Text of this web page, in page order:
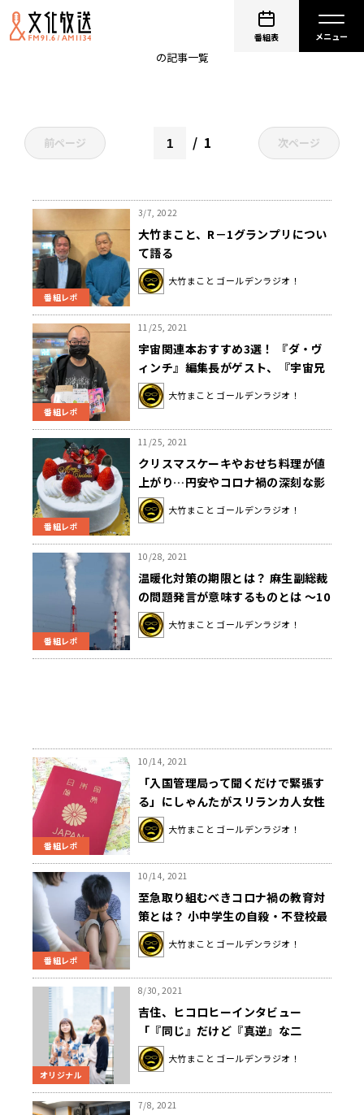
番組表
の記事一覧
前ページ 1 次ページ
番組レポ
3/7, 2022
大竹まこと、R－1グランプリについ
て語る
大竹まこと ゴールデンラジオ！
番組レポ
11/25, 2021
宇宙関連本おすすめ3選！ 『ダ・ヴ
ィンチ』編集長がゲスト、『宇宙兄
弟』も〜 11月25日「大竹まこと ゴ
ールデンラジオ」
大竹まこと ゴールデンラジオ！
番組レポ
11/25, 2021
クリスマスケーキやおせち料理が値
上がり…円安やコロナ禍の深刻な影
響とは？ 〜11月25日「大竹まこと
ゴールデンラジオ」
大竹まこと ゴールデンラジオ！
番組レポ
10/28, 2021
温暖化対策の期限とは？ 麻生副総裁
の問題発言が意味するものとは 〜10
月28日「大竹まこと ゴールデンラジ
オ」
大竹まこと ゴールデンラジオ！
番組レポ
10/14, 2021
「入国管理局って聞くだけで緊張す
る」にしゃんたがスリランカ人女性
死亡事件に言及 〜10月14日「大竹
まこと ゴールデンラジオ」
大竹まこと ゴールデンラジオ！
番組レポ
10/14, 2021
至急取り組むべきコロナ禍の教育対
策とは？ 小中学生の自殺・不登校最
多を受けて 〜10月14日「大竹まこ
と ゴールデンラジオ」
大竹まこと ゴールデンラジオ！
オリジナル
8/30, 2021
吉住、ヒコロヒーインタビュー
「『同じ』だけど『真逆』な二
人。」
大竹まこと ゴールデンラジオ！
7/8, 2021